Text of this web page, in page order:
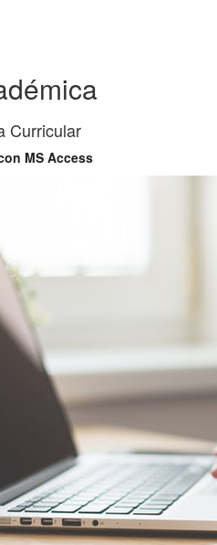
Curricular
MS Access